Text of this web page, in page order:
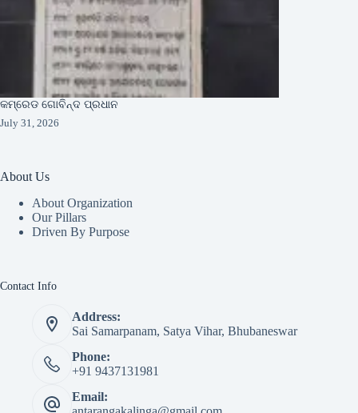
କମ୍ରେଡ ଗୋବିନ୍ଦ ପ୍ରଧାନ
July 31, 2026
About Us
About Organization
Our Pillars
Driven By Purpose​
Contact Info
Address:
Sai Samarpanam, Satya Vihar, Bhubaneswar
Phone:
+91 9437131981
Email: